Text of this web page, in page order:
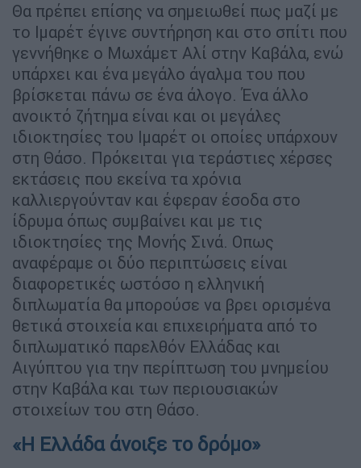
Θα πρέπει επίσης να σημειωθεί πως μαζί με
το Ιμαρέτ έγινε συντήρηση και στο σπίτι που
γεννήθηκε ο Μωχάμετ Αλί στην Καβάλα, ενώ
υπάρχει και ένα μεγάλο άγαλμα του που
βρίσκεται πάνω σε ένα άλογο. Ένα άλλο
ανοικτό ζήτημα είναι και οι μεγάλες
ιδιοκτησίες του Ιμαρέτ οι οποίες υπάρχουν
στη Θάσο. Πρόκειται για τεράστιες χέρσες
εκτάσεις που εκείνα τα χρόνια
καλλιεργούνταν και έφεραν έσοδα στο
ίδρυμα όπως συμβαίνει και με τις
ιδιοκτησίες της Μονής Σινά. Οπως
αναφέραμε οι δύο περιπτώσεις είναι
διαφορετικές ωστόσο η ελληνική
διπλωματία θα μπορούσε να βρει ορισμένα
θετικά στοιχεία και επιχειρήματα από το
διπλωματικό παρελθόν Ελλάδας και
Αιγύπτου για την περίπτωση του μνημείου
στην Καβάλα και των περιουσιακών
στοιχείων του στη Θάσο.
«Η Ελλάδα άνοιξε το δρόμο»